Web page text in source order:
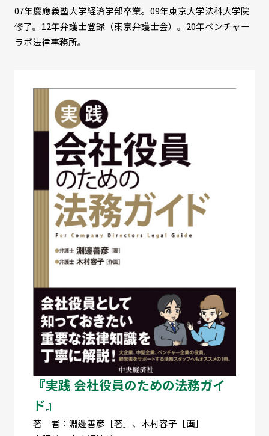
07年慶應義塾大学経済学部卒業。09年東京大学法科大学院
修了。12年弁護士登録（東京弁護士会）。20年ベンチャー
ラボ法律事務所。
『実践 会社役員のための法務ガイ
ド』
著 者：淵邊善彦［著］、木村容子［画］